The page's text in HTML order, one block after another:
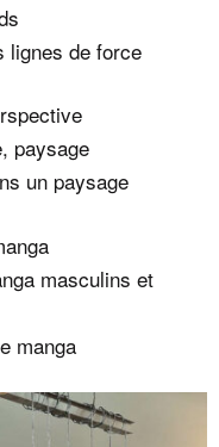
lignes de force
paysage
un paysage
masculins et
manga